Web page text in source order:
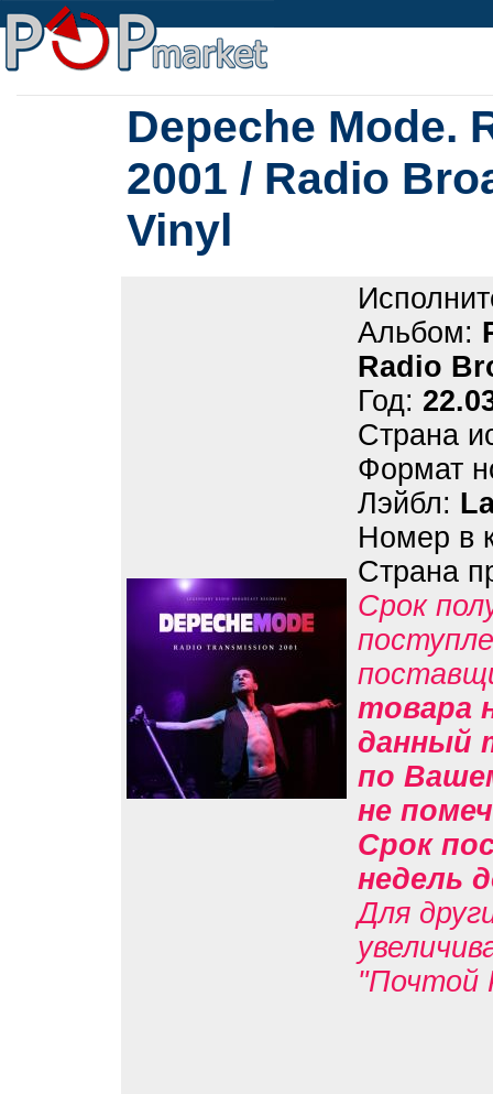
Depeche Mode.
2001 / Radio
Vinyl
Альбом:
Radio
Год:
Страна
Формат
Лэйбл:
Номер в
Страна
Срок
товара
данный
по
не
Срок
недель
Для
"Почтой